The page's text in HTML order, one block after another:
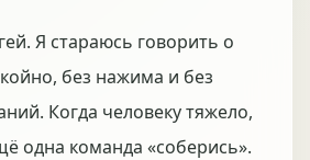
Я стараюсь говорить о
без нажима и без
Когда человеку тяжело,
одна команда «соберись».